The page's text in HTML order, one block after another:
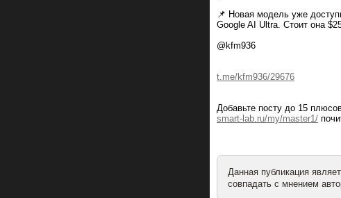
📌 Новая модель уже
Google AI Ultra. Стоит она
@kfm936
t.me/kfm936/29676
Добавьте посту до 15
smart-lab.ru/my/master1/
Данная публикация
совпадать с мнением